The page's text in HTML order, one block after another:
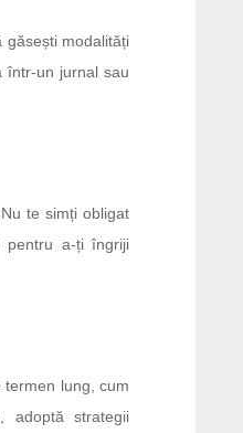
găsești modalități
într-un jurnal sau
te simți obligat
pentru a-ți îngriji
termen lung, cum
adoptă strategii